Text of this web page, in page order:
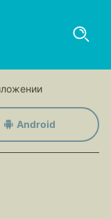
Android